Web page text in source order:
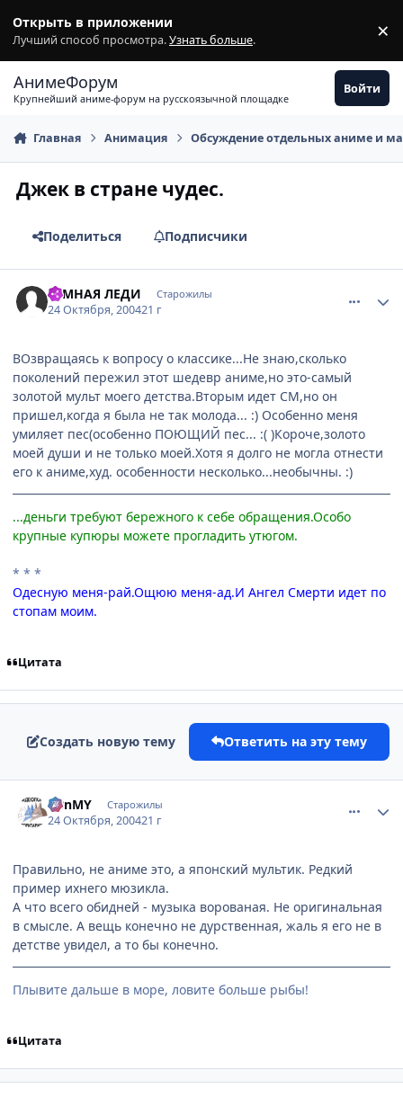
Открыть в приложении
Лучший способ просмотра.Узнать больше. ×
АнимеФорум
Крупнейший аниме-форум на русскоязычной площадке
Войти
Главная Анимация Обсуждение отдельных аниме и
Джек в стране чудес.
Поделиться Подписчики
ТЕМНАЯ ЛЕДИ Старожилы
24 Октября, 200421 г
ВОзвращаясь к вопросу о классике...Не знаю,сколько
поколений пережил этот шедевр аниме,но это-самый
золотой мульт моего детства.Вторым идет СМ,но он
пришел,когда я была не так молода... :) Особенно меня
умиляет пес(особенно ПОЮЩИЙ пес... :( )Короче,золото
моей души и не только моей.Хотя я долго не могла отнести
его к аниме,худ. особенности несколько...необычны. :)
...деньги требуют бережного к себе обращения.Особо
крупные купюры можете прогладить утюгом.
* * *
Одесную меня-рай.Ощюю меня-ад.И Ангел Смерти идет по
стопам моим.
Цитата
Создать новую тему Ответить на эту тему
BBnMY Старожилы
24 Октября, 200421 г
Правильно, не аниме это, а японский мультик. Редкий
пример ихнего мюзикла.
А что всего обидней - музыка ворованая. Не оригинальная
в смысле. А вещь конечно не дурственная, жаль я его не в
детстве увидел, а то бы конечно.
Плывите дальше в море, ловите больше рыбы!
Цитата